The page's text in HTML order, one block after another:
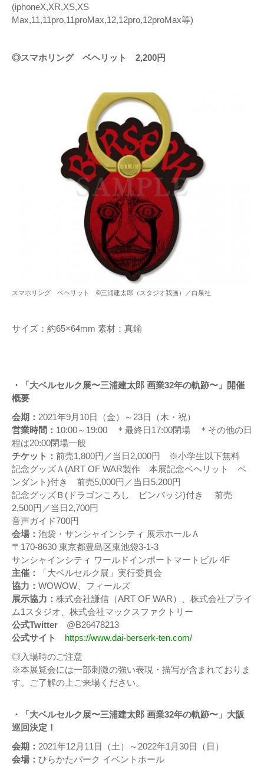
(iphoneX,XR,XS,XS
Max,11,11pro,11proMax,12,12pro,12proMax等)
◎スマホリング ベヘリット 2,200円
スマホリング ベヘリット ©三浦建太郎（スタジオ我画）／白泉社
サイズ：約65×64mm 素材：真鍮
・「大ベルセルク展〜三浦建太郎 画業32年の軌跡〜」開催
概要
会期： 2021年9月10日（金）～23日（木・祝）
営業時間： 10:00～19:00 ＊最終日17:00閉場 ＊その他の日
程は20:00閉場一般
チケット： 前売1,800円／当日2,000円 ※小学生以下無料
記念グッズＡ(ART OF WAR製作 本展記念ベヘリット ペ
ンダント)付き 前売5,000円／当日5,200円
記念グッズＢ(ドラゴンころし ピンバッジ)付き 前売
2,500円／当日2,700円
音声ガイド700円
会場： 池袋・サンシャインシティ 展示ホールＡ
〒170-8630 東京都豊島区東池袋3-1-3
サンシャインシティ ワールドインポートマートビル 4F
主催：
「大ベルセルク展」実行委員会
協力： WOWOW、フィールズ
展示協力： 株式会社謙信（ART OF WAR）、株式会社プライ
ム1スタジオ、株式会社マックスファクトリー
公式Twitter @B26478213
公式サイト
https://www.dai-berserk-ten.com/
◎入場時のご注意
※本展覧会には一部刺激の強い表現・描写が含まれておりま
す。ご了解の上ご来場ください。
・「大ベルセルク展〜三浦建太郎 画業32年の軌跡〜」大阪
巡回決定！
会期： 2021年12月11日（土）～2022年1月30日（日）
会場： ひらかたパーク イベントホール